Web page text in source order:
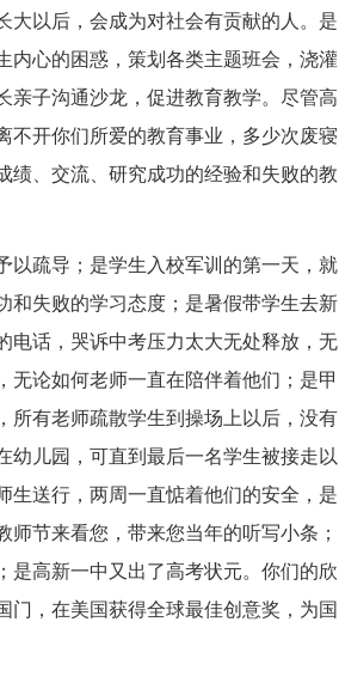
大以后，会成为对社会有贡献的人。是
内心的困惑，策划各类主题班会，浇灌
亲子沟通沙龙，促进教育教学。尽管高
不开你们所爱的教育事业，多少次废寝
绩、交流、研究成功的经验和失败的教
以疏导；是学生入校军训的第一天，就
和失败的学习态度；是暑假带学生去新
电话，哭诉中考压力太大无处释放，无
论如何老师一直在陪伴着他们；是甲
所有老师疏散学生到操场上以后，没有
幼儿园，可直到最后一名学生被接走以
生送行，两周一直惦着他们的安全，是
节来看您，带来您当年的听写小条；
是高新一中又出了高考状元。你们的欣
，在美国获得全球最佳创意奖，为国